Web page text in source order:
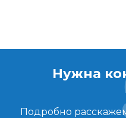
Нужна
Подробно